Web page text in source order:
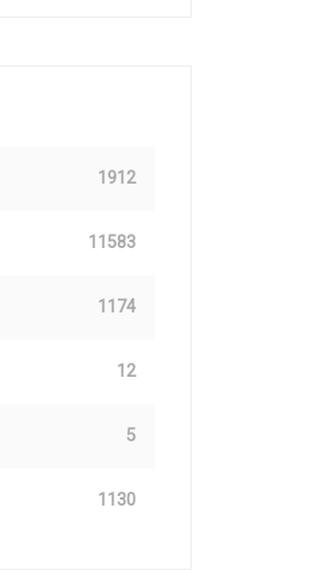
1912
11583
1174
12
5
1130